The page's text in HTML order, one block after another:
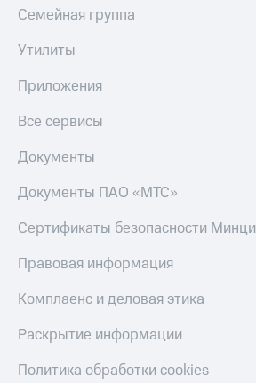
Семейная группа
Утилиты
Приложения
Все сервисы
Документы
Документы ПАО «МТС»
Сертификаты безопасности
Правовая информация
Комплаенс и деловая этика
Раскрытие информации
Политика обработки cookies